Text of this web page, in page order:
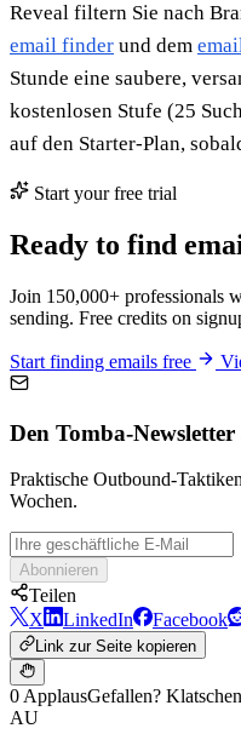
Reveal filtern Sie nach
email finder und dem
Stunde eine saubere,
kostenlosen Stufe (25
auf den Starter-Plan,
Start your free trial
Ready to find
Join 150,000+ professionals
sending. Free credits on
Start finding emails free
Den Tomba-
Praktische Outbound-
Wochen.
Abonnieren
Teilen
X
LinkedIn Facebook
Link zur Seite kopieren
0 ApplausGefallen?
AU